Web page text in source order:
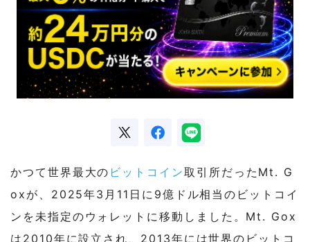
かつて世界最大の ビットコイン取引所だったMt. G
oxが、2025年3月11日に9億ドル相当のビットコイ
ンを未指定のウォレットに移動しました。Mt. Gox
は2010年に設立され、2013年には世界のビットコ